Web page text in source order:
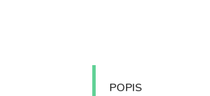
POPIS